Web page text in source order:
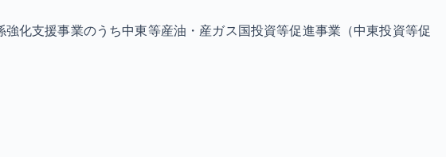
化支援事業のうち中東等産油・産ガス国投資等促進事業（中東投資等促